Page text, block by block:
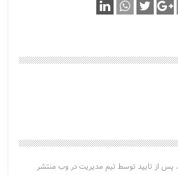
از تایید توسط تیم مدیریت در وب منتشر